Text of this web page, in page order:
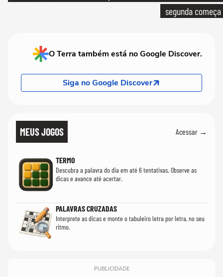
segunda
O Terra também está no Google Discover.
Siga no Google Discover
MEUS JOGOS Acessar →
TERMO
Descubra a palavra do dia em até 6 tentativas. Observe as
dicas e avance até acertar.
PALAVRAS CRUZADAS
Interprete as dicas e monte o tabuleiro letra por letra, no seu
ritmo.
PUBLICIDADE